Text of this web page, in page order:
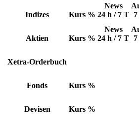
Indizes Kurs %
News
24 h / 7 T
Aktien Kurs %
News
24 h / 7 T
Xetra-Orderbuch
Fonds Kurs %
Devisen Kurs %